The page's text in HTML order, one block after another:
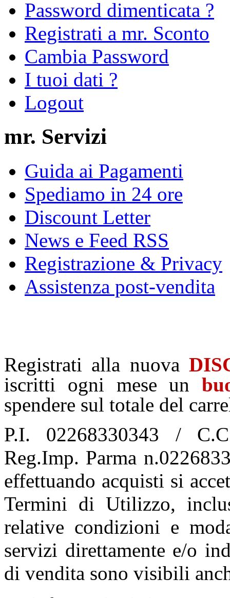
Password dimenticata ?
Registrati a mr. Sconto
Cambia Password
I tuoi dati ?
Logout
mr. Servizi
Guida ai Pagamenti
Spediamo in 24 ore
Discount Letter
News e Feed RSS
Registrazione & Privacy
Assistenza post-vendita
Registrati alla nuova
iscritti ogni mese un
spendere sul totale del
P.I. 02268330343 /
Reg.Imp. Parma
effettuando acquisti si
Termini di Utilizzo,
relative condizioni e
servizi direttamente e/o
di vendita sono visibili